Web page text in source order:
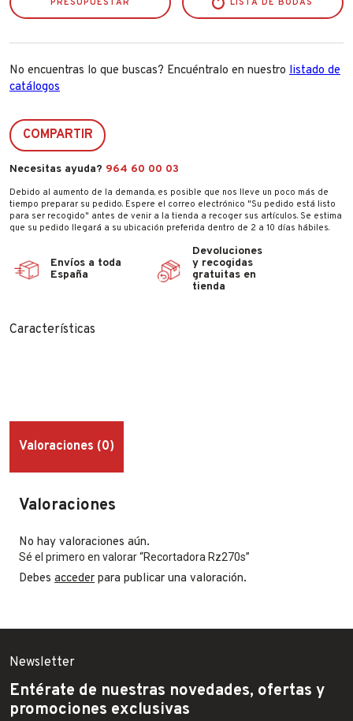
No encuentras lo que buscas? Encuéntralo en nuestro listado de
catálogos
COMPARTIR
Necesitas ayuda? 964 60 00 03
Debido al aumento de la demanda, es posible que nos lleve un poco más de
tiempo preparar su pedido. Espere el correo electrónico "Su pedido está listo
para ser recogido" antes de venir a la tienda a recoger sus artículos. Se estima
que su pedido llegará a su ubicación preferida dentro de 2 a 10 días hábiles.
Envíos a toda
España
Devoluciones
y recogidas
gratuitas en
tienda
Características
Valoraciones (0)
Valoraciones
No hay valoraciones aún.
Sé el primero en valorar “Recortadora Rz270s”
Debes acceder para publicar una valoración.
Newsletter
Entérate de nuestras novedades, ofertas y
promociones exclusivas